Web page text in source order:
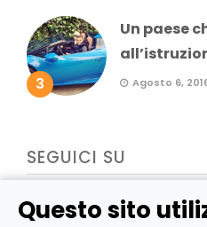
Questo sito
3
Un paese
Agosto 6,
SEGUICI SU